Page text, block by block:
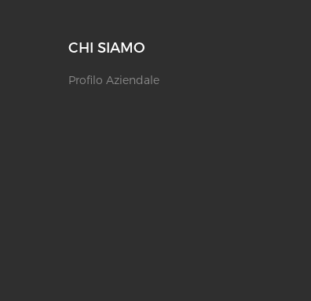
CHI SIAMO
Profilo Aziendale